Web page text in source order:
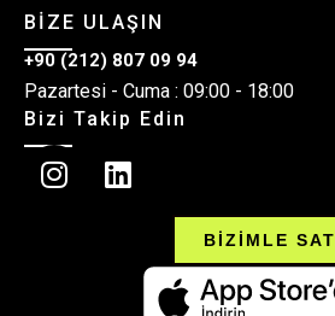
BİZE ULAŞIN
+90 (212) 807 09 94
Pazartesi - Cuma : 09:00 - 18:00
Bizi Takip Edin
BİZİMLE SAT